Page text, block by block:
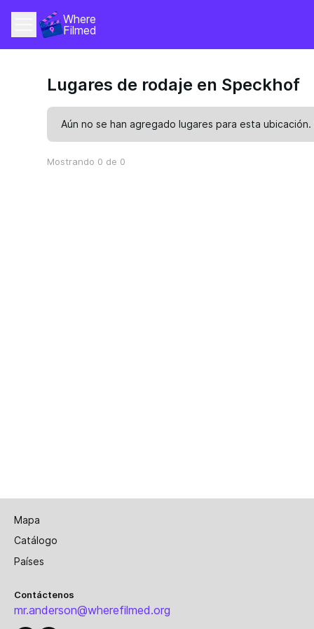
Where
Filmed
Lugares de rodaje en Speckhof
Aún no se han agregado lugares para esta
Mostrando 0 de 0
Mapa
Catálogo
Países
Contáctenos
mr.anderson@wherefilmed.org